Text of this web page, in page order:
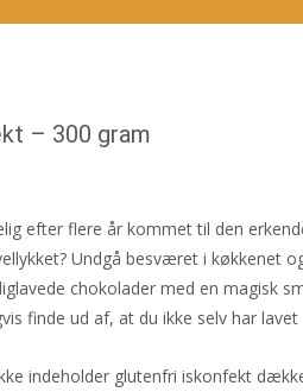
– 300 gram
efter flere år kommet til den
Undgå besværet i køkkenet
chokolader med en magisk
finde ud af, at du ikke selv har lavet
indeholder glutenfri iskonfekt